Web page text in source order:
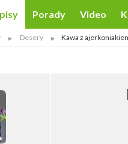
Porady Video
Desery Kawa z